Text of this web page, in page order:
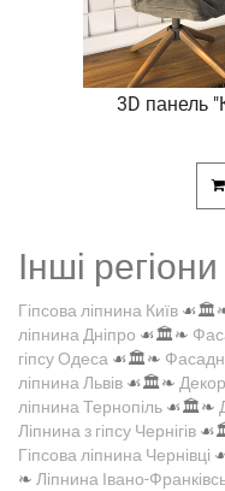
3D панель
Інші регіони
Гіпсова ліпнина Київ
ліпнина Дніпро ☙🏛️❧
гіпсу Одеса ☙🏛️❧
ліпнина Львів ☙🏛️❧
ліпнина Тернопіль ☙🏛️❧
Ліпнина з гіпсу Чернігів
Гіпсова ліпнина Чернівці
❧ Ліпнина Івано-